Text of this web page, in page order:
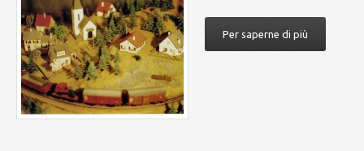
Per saperne di più